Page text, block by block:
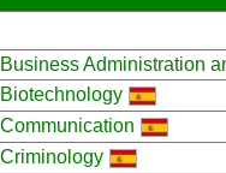
Business Administration
Biotechnology
Communication
Criminology